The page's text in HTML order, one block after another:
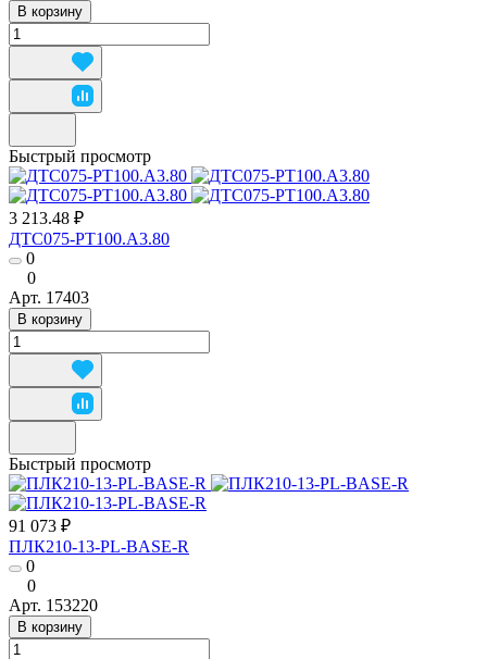
В корзину
Быстрый просмотр
3 213.48 ₽
ДТС075-РТ100.А3.80
0
0
Арт. 17403
В корзину
Быстрый просмотр
91 073 ₽
ПЛК210-13-PL-BASE-R
0
0
Арт. 153220
В корзину